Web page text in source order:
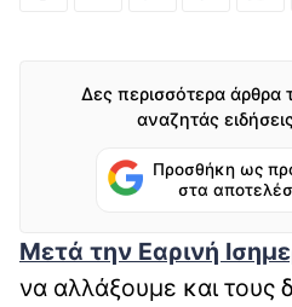
Δες περισσότερα άρθρα
αναζητάς
Προσθήκη ως
στα
Μετά την Εαρινή
να αλλάξουμε και τους